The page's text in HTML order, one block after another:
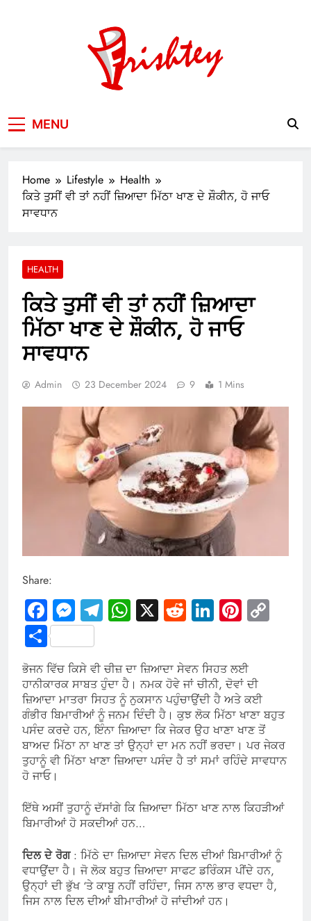
MENU
Home Lifestyle
Health
ਕਿਤੇ ਤੁਸੀਂ ਵੀ ਤਾਂ ਨਹੀਂ ਜ਼ਿਆਦਾ ਮਿੱਠਾ ਖਾਣ ਦੇ ਸ਼ੌਕੀਨ, ਹੋ ਜਾਓ
ਸਾਵਧਾਨ
HEALTH
ਕਿਤੇ ਤੁਸੀਂ ਵੀ ਤਾਂ ਨਹੀਂ ਜ਼ਿਆਦਾ
ਮਿੱਠਾ ਖਾਣ ਦੇ ਸ਼ੌਕੀਨ, ਹੋ ਜਾਓ
ਸਾਵਧਾਨ
Admin 23 December 2024 9 1 Mins
Share:
Facebook
Messenger
Telegram
WhatsApp
X RedditLinkedIn
Share
ਭੋਜਨ ਵਿੱਚ ਕਿਸੇ ਵੀ ਚੀਜ਼ ਦਾ ਜ਼ਿਆਦਾ ਸੇਵਨ ਸਿਹਤ ਲਈ
ਹਾਨੀਕਾਰਕ ਸਾਬਤ ਹੁੰਦਾ ਹੈ। ਨਮਕ ਹੋਵੇ ਜਾਂ ਚੀਨੀ, ਦੋਵਾਂ ਦੀ
ਜ਼ਿਆਦਾ ਮਾਤਰਾ ਸਿਹਤ ਨੂੰ ਨੁਕਸਾਨ ਪਹੁੰਚਾਉਂਦੀ ਹੈ ਅਤੇ ਕਈ
ਗੰਭੀਰ ਬਿਮਾਰੀਆਂ ਨੂੰ ਜਨਮ ਦਿੰਦੀ ਹੈ। ਕੁਝ ਲੋਕ ਮਿੱਠਾ ਖਾਣਾ ਬਹੁਤ
ਪਸੰਦ ਕਰਦੇ ਹਨ, ਇੰਨਾ ਜ਼ਿਆਦਾ ਕਿ ਜੇਕਰ ਉਹ ਖਾਣਾ ਖਾਣ ਤੋਂ
ਬਾਅਦ ਮਿੱਠਾ ਨਾ ਖਾਣ ਤਾਂ ਉਨ੍ਹਾਂ ਦਾ ਮਨ ਨਹੀਂ ਭਰਦਾ। ਪਰ ਜੇਕਰ
ਤੁਹਾਨੂੰ ਵੀ ਮਿੱਠਾ ਖਾਣਾ ਜ਼ਿਆਦਾ ਪਸੰਦ ਹੈ ਤਾਂ ਸਮਾਂ ਰਹਿੰਦੇ ਸਾਵਧਾਨ
ਹੋ ਜਾਓ।
ਇੱਥੇ ਅਸੀਂ ਤੁਹਾਨੂੰ ਦੱਸਾਂਗੇ ਕਿ ਜ਼ਿਆਦਾ ਮਿੱਠਾ ਖਾਣ ਨਾਲ ਕਿਹੜੀਆਂ
ਬਿਮਾਰੀਆਂ ਹੋ ਸਕਦੀਆਂ ਹਨ…
ਦਿਲ ਦੇ ਰੋਗ: ਮਿੱਠੇ ਦਾ ਜ਼ਿਆਦਾ ਸੇਵਨ ਦਿਲ ਦੀਆਂ ਬਿਮਾਰੀਆਂ ਨੂੰ
ਵਧਾਉਂਦਾ ਹੈ। ਜੋ ਲੋਕ ਬਹੁਤ ਜ਼ਿਆਦਾ ਸਾਫਟ ਡਰਿੰਕਸ ਪੀਂਦੇ ਹਨ,
ਉਨ੍ਹਾਂ ਦੀ ਭੁੱਖ ‘ਤੇ ਕਾਬੂ ਨਹੀਂ ਰਹਿੰਦਾ, ਜਿਸ ਨਾਲ ਭਾਰ ਵਧਦਾ ਹੈ,
ਜਿਸ ਨਾਲ ਦਿਲ ਦੀਆਂ ਬੀਮਾਰੀਆਂ ਹੋ ਜਾਂਦੀਆਂ ਹਨ।